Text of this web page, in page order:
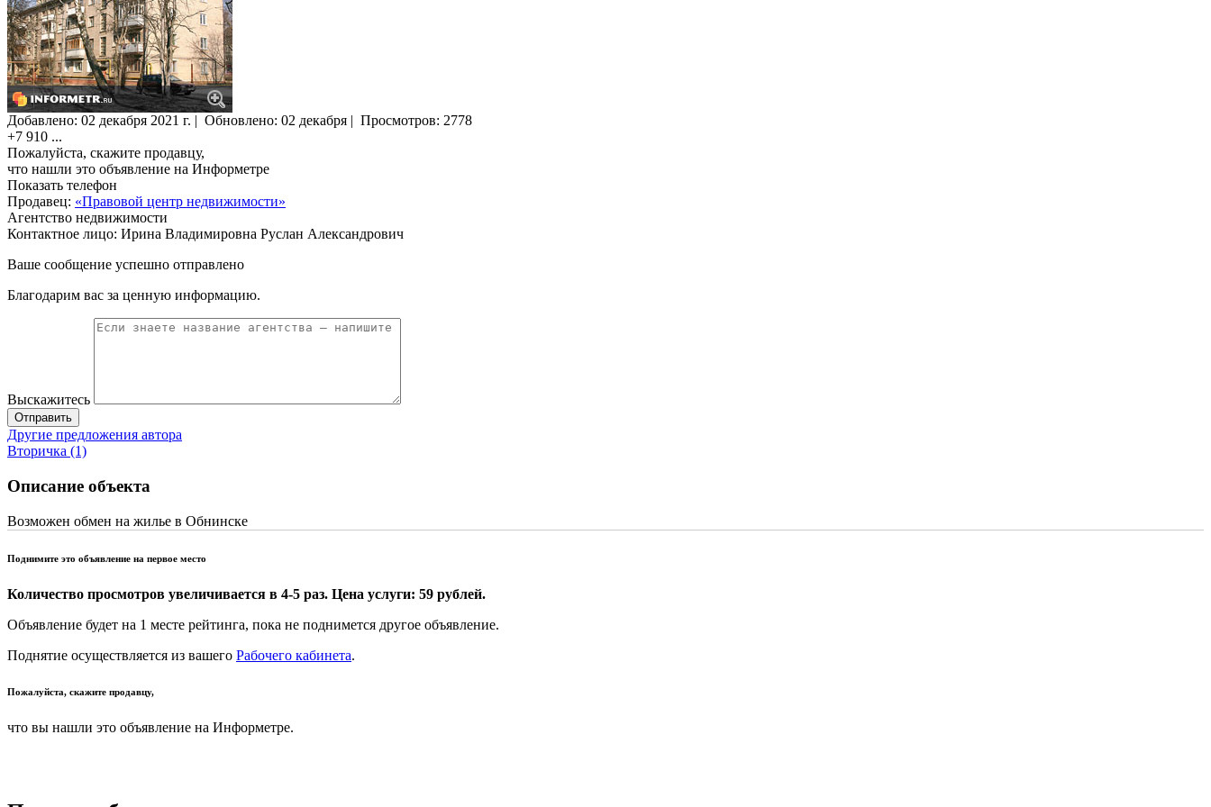
Добавлено: 02 декабря 2021 г. | Обновлено: 02 декабря | Просмотров: 2778
+7 910 ...
Пожалуйста, скажите продавцу,
что нашли это объявление на Информетре
Показать телефон
Продавец: «Правовой центр недвижимости»
Агентство недвижимости
Контактное лицо: Ирина Владимировна Руслан Александрович
Ваше сообщение успешно отправлено
Благодарим вас за ценную информацию.
Выскажитесь
Отправить
Другие предложения автора
Вторичка (1)
Описание объекта
Возможен обмен на жилье в Обнинске
Поднимите это объявление на первое место
Количество просмотров увеличивается в 4-5 раз. Цена услуги: 59 рублей.
Объявление будет на 1 месте рейтинга, пока не поднимется другое объявление.
Поднятие осуществляется из вашего Рабочего кабинета.
Пожалуйста, скажите продавцу,
что вы нашли это объявление на Информетре.